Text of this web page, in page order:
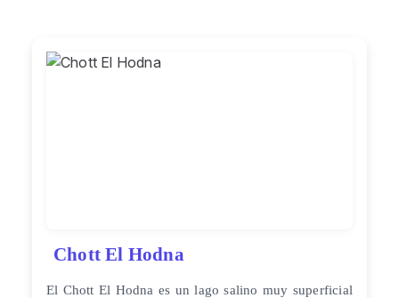
Chott El Hodna
El Chott El Hodna​ es un lago salino muy superficial